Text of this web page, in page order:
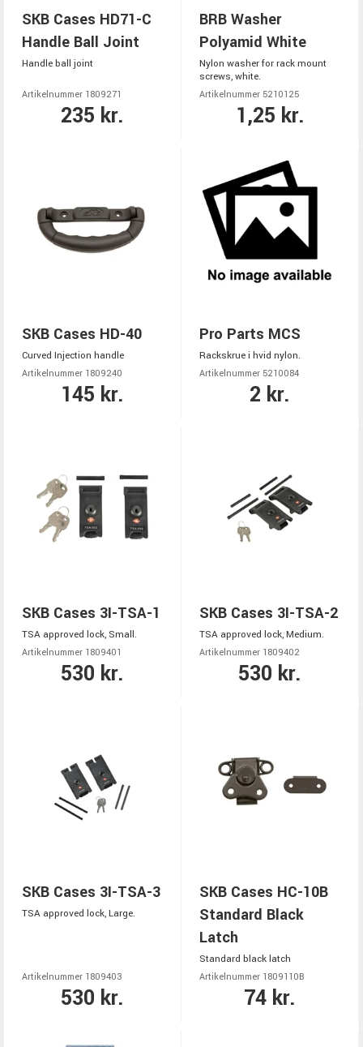
SKB Cases HD71-C
Handle Ball Joint
Handle ball joint
Artikelnummer 1809271
235 kr.
BRB Washer
Polyamid White
Nylon washer for rack mount
screws, white.
Artikelnummer 5210125
1,25 kr.
SKB Cases HD-40
Curved Injection handle
Artikelnummer 1809240
145 kr.
Pro Parts MCS
Rackskrue i hvid nylon.
Artikelnummer 5210084
2 kr.
SKB Cases 3I-TSA-1
TSA approved lock, Small.
Artikelnummer 1809401
530 kr.
SKB Cases 3I-TSA-2
TSA approved lock, Medium.
Artikelnummer 1809402
530 kr.
SKB Cases 3I-TSA-3
TSA approved lock, Large.
Artikelnummer 1809403
530 kr.
SKB Cases HC-10B
Standard Black
Latch
Standard black latch
Artikelnummer 1809110B
74 kr.